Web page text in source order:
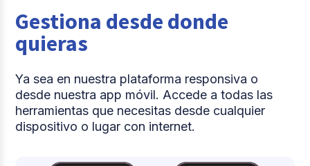
Gestiona desde donde
quieras
Ya sea en nuestra plataforma responsiva o
desde nuestra app móvil. Accede a todas las
herramientas que necesitas desde cualquier
dispositivo o lugar con internet.